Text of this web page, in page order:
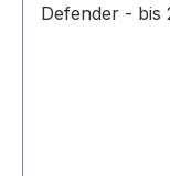
Defender - bis